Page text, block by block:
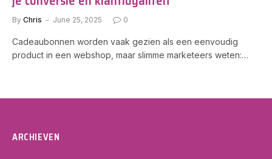
By Chris June 25, 2025 0
Cadeaubonnen worden vaak gezien als een eenvoudig
product in een webshop, maar slimme marketeers weten:…
ARCHIEVEN